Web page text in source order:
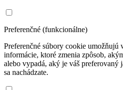
Preferenčné (funkcionálne)
Preferenčné súbory cookie umožňujú
informácie, ktoré zmenia zpôsob,
alebo vypadá, aký je váš
sa nachádzate.